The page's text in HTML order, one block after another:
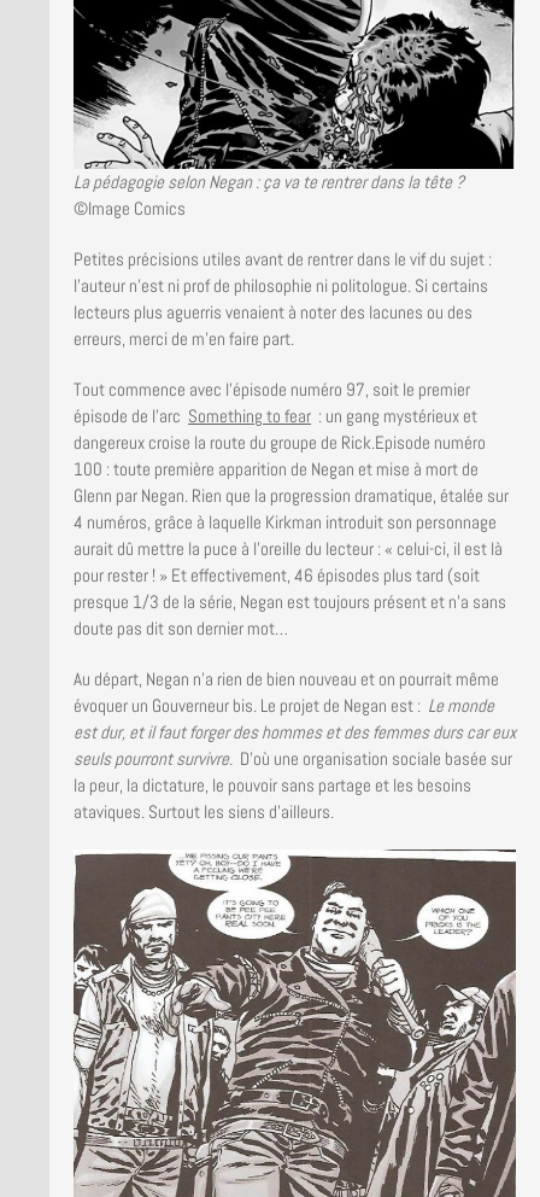
La pédagogie selon Negan : ça va te rentrer dans la tête ?
©Image Comics
Petites précisions utiles avant de rentrer dans le vif du sujet :
l’auteur n’est ni prof de philosophie ni politologue. Si certains
lecteurs plus aguerris venaient à noter des lacunes ou des
erreurs, merci de m’en faire part.
Tout commence avec l’épisode numéro 97, soit le premier
épisode de l’arc Something to fear : un gang mystérieux et
dangereux croise la route du groupe de Rick.Episode numéro
100 : toute première apparition de Negan et mise à mort de
Glenn par Negan. Rien que la progression dramatique, étalée sur
4 numéros, grâce à laquelle Kirkman introduit son personnage
aurait dû mettre la puce à l’oreille du lecteur : « celui-ci, il est là
pour rester ! » Et effectivement, 46 épisodes plus tard (soit
presque 1/3 de la série, Negan est toujours présent et n’a sans
doute pas dit son dernier mot…
Au départ, Negan n’a rien de bien nouveau et on pourrait même
évoquer un Gouverneur bis. Le projet de Negan est : Le monde
est dur, et il faut forger des hommes et des femmes durs car eux
seuls pourront survivre. D’où une organisation sociale basée sur
la peur, la dictature, le pouvoir sans partage et les besoins
ataviques. Surtout les siens d’ailleurs.